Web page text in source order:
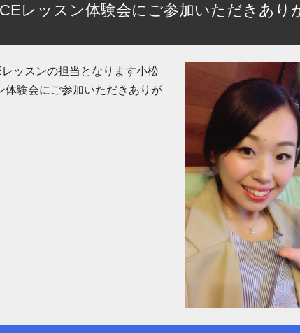
レッスン体験会にご参加いただきあり
ッスンの担当となります小松
体験会にご参加いただきありが